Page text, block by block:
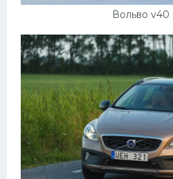
Вольво v40
Шевроле
УАЗ
Кадиллак
Автокемпер
Феррари
Поезда